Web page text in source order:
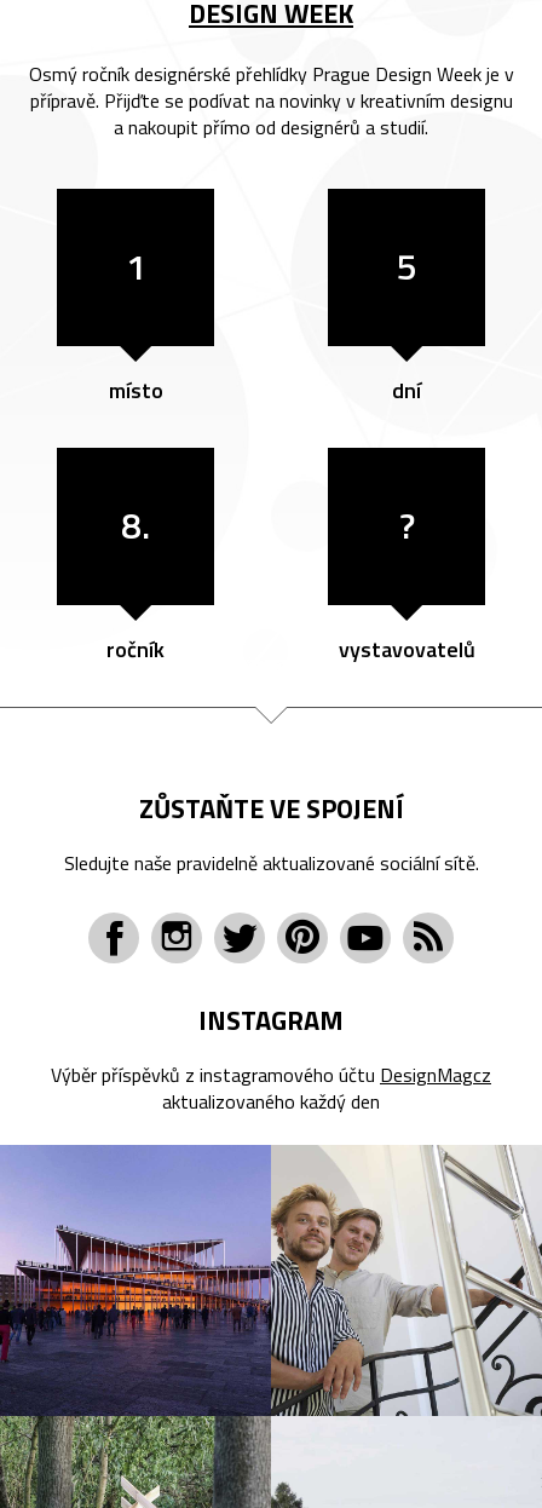
DESIGN WEEK
Osmý ročník designérské přehlídky Prague Design Week je v
přípravě. Přijďte se podívat na novinky v kreativním designu
a nakoupit přímo od designérů a studií.
1
místo
5
dní
8.
ročník
?
vystavovatelů
ZŮSTAŇTE VE SPOJENÍ
Sledujte naše pravidelně aktualizované sociální sítě.
INSTAGRAM
Výběr příspěvků z instagramového účtu DesignMagcz
aktualizovaného každý den